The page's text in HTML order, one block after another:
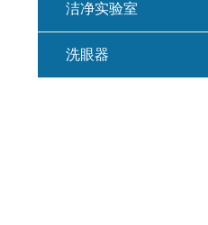
洁净实验室
洗眼器